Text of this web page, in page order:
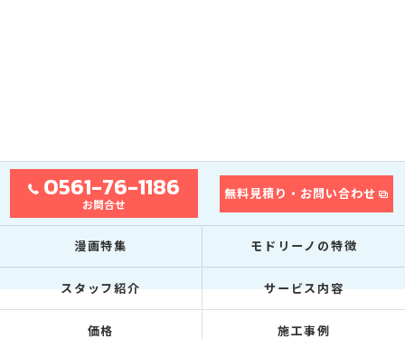
0561-76-1186
お問合せ
無料見積り・お問い合わせ
漫画特集 モドリーノの特徴
スタッフ紹介 サービス内容
価格 施工事例